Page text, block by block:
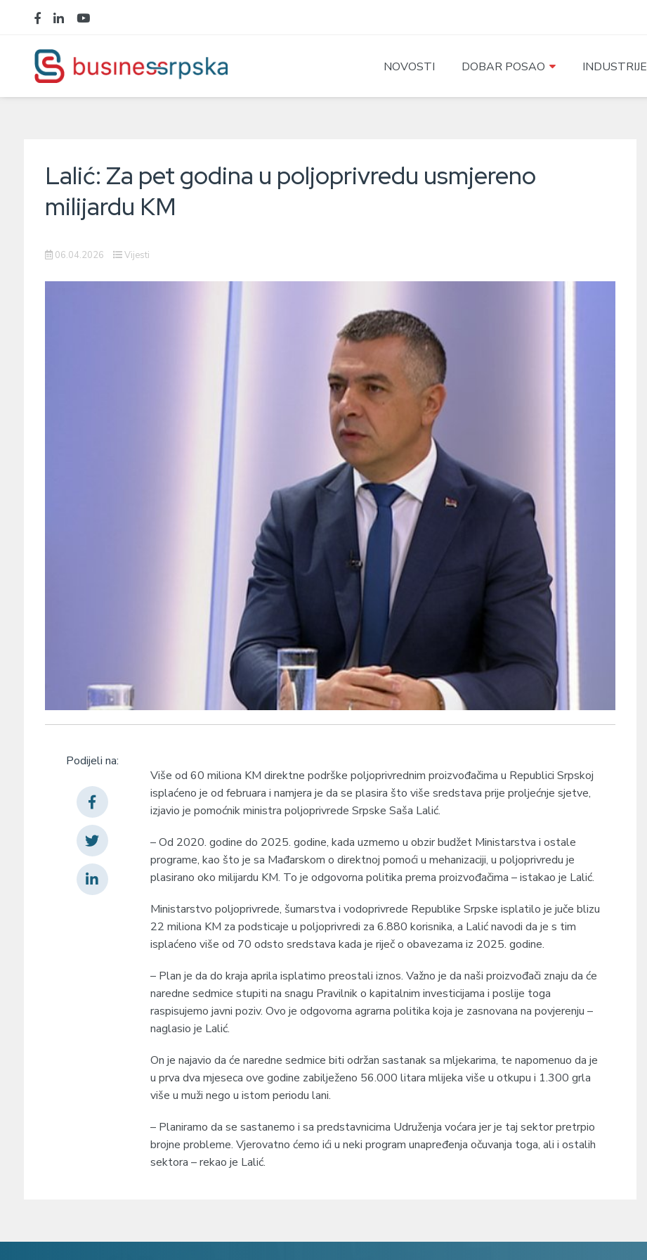
NOVOSTI DOBAR POSAO INDUSTRIJE
Lalić: Za pet godina u poljoprivredu usmjereno
milijardu KM
06.04.2026 Vijesti
Podijeli na:
Više od 60 miliona KM direktne podrške poljoprivrednim proizvođačima u Republici Srpskoj
isplaćeno je od februara i namjera je da se plasira što više sredstava prije proljećnje sjetve,
izjavio je pomoćnik ministra poljoprivrede Srpske Saša Lalić.
– Od 2020. godine do 2025. godine, kada uzmemo u obzir budžet Ministarstva i ostale
programe, kao što je sa Mađarskom o direktnoj pomoći u mehanizaciji, u poljoprivredu je
plasirano oko milijardu KM. To je odgovorna politika prema proizvođačima – istakao je Lalić.
Ministarstvo poljoprivrede, šumarstva i vodoprivrede Republike Srpske isplatilo je juče blizu
22 miliona KM za podsticaje u poljoprivredi za 6.880 korisnika, a Lalić navodi da je s tim
isplaćeno više od 70 odsto sredstava kada je riječ o obavezama iz 2025. godine.
– Plan je da do kraja aprila isplatimo preostali iznos. Važno je da naši proizvođači znaju da će
naredne sedmice stupiti na snagu Pravilnik o kapitalnim investicijama i poslije toga
raspisujemo javni poziv. Ovo je odgovorna agrarna politika koja je zasnovana na povjerenju –
naglasio je Lalić.
On je najavio da će naredne sedmice biti održan sastanak sa mljekarima, te napomenuo da je
u prva dva mjeseca ove godine zabilježeno 56.000 litara mlijeka više u otkupu i 1.300 grla
više u muži nego u istom periodu lani.
– Planiramo da se sastanemo i sa predstavnicima Udruženja voćara jer je taj sektor pretrpio
brojne probleme. Vjerovatno ćemo ići u neki program unapređenja očuvanja toga, ali i ostalih
sektora – rekao je Lalić.